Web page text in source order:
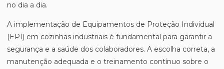
no dia a dia.
A implementação de Equipamentos de Proteção Individual
(EPI) em cozinhas industriais é fundamental para garantir a
segurança e a saúde dos colaboradores. A escolha correta, a
manutenção adequada e o treinamento contínuo sobre o